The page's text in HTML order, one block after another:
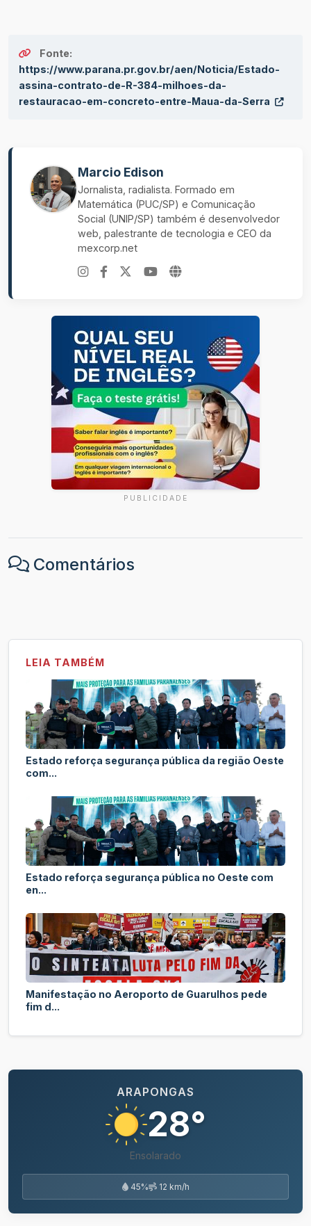
Fonte:
https://www.parana.pr.gov.br/aen/Noticia/Estado-
assina-contrato-de-R-384-milhoes-da-
restauracao-em-concreto-entre-Maua-da-Serra
Marcio Edison
Jornalista, radialista. Formado em
Matemática (PUC/SP) e Comunicação
Social (UNIP/SP) também é desenvolvedor
web, palestrante de tecnologia e CEO da
mexcorp.net
PUBLICIDADE
Comentários
LEIA TAMBÉM
Estado reforça segurança pública da região Oeste
com...
Estado reforça segurança pública no Oeste com
en...
Manifestação no Aeroporto de Guarulhos pede
fim d...
ARAPONGAS
28°
Ensolarado
45% 12 km/h